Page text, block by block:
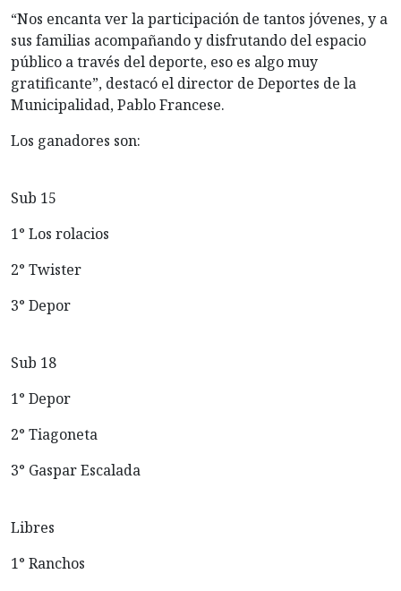
“Nos encanta ver la participación de tantos jóvenes, y a
sus familias acompañando y disfrutando del espacio
público a través del deporte, eso es algo muy
gratificante”, destacó el director de Deportes de la
Municipalidad, Pablo Francese.
Los ganadores son:
Sub 15
1° Los rolacios
2° Twister
3° Depor
Sub 18
1° Depor
2° Tiagoneta
3° Gaspar Escalada
Libres
1° Ranchos